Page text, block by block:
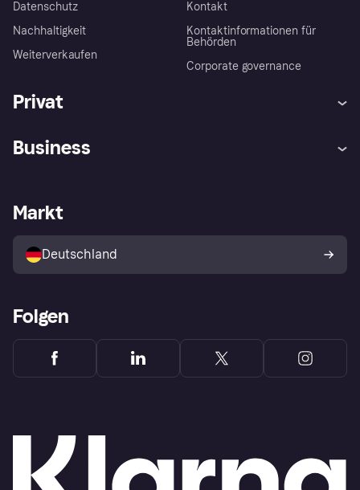
Datenschutz
Nachhaltigkeit
Weiterverkaufen
Kontakt
Kontaktinformationen für
Behörden
Corporate governance
Privat
Klarna App
Shops entdecken
Käuferschutzrichtlinie
Dein Widerrufsrecht
Business
Händlerportal
Markt
Deutschland
Folgen